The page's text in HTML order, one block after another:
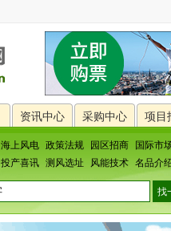
资讯中心 采购中心 项目
海上风电 政策法规 园区招商
国际市
投产喜讯 测风选址 风能技术 名品介